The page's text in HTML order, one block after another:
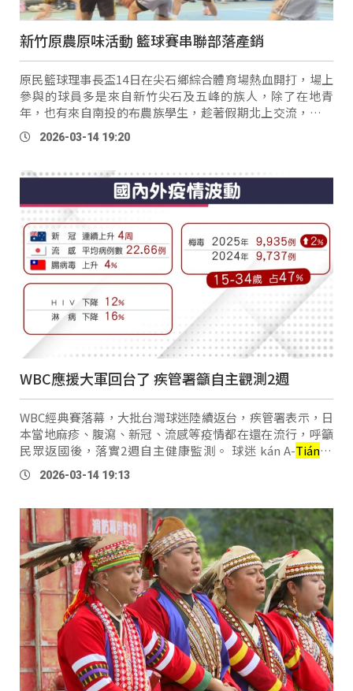
新竹原農原味活動 籃球賽串聯部落產銷
原民籃球理事長盃14日在尖石鄉綜合體育場熱血開打，場上
參與的球員多是來自新竹尖石及五峰的族人，除了在地青
年，也有來自南投的布農族學生，趁著假期北上交流，以球
會友 。 SPAZI球員Tiang
在南投讀書，因為同學也是這邊的 …
2026-03-14 19:20
WBC應援大軍回台了 疾管署籲自主觀測2週
WBC經典賽落幕，大批台灣球迷陸續返台，疾管署表示，日
本當地麻疹、腹瀉、新冠、流感等疫情都在還在流行，呼籲
民眾返國後，落實2週自主健康監測。 球迷 kán A-Tián：
「回來（台灣）反而症狀有好一點，在那邊電車上，我看到
台灣人應該也都有戴口罩比較多，也 …
2026-03-14 19:13